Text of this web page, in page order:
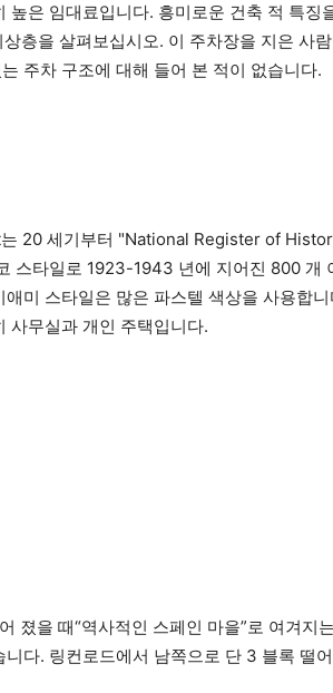
높은 임대료입니다. 흥미로운 건축 적 특징
층을 살펴보십시오. 이 주차장을 지은 사
주차 구조에 대해 들어 본 적이 없습니다.
20 세기부터 "National Register of
스타일로 1923-1943 년에 지어진 800 개
미 스타일은 많은 파스텔 색상을 사용합
사무실과 개인 주택입니다.
졌을 때“역사적인 스페인 마을”로 여겨지
다. 링컨로드에서 남쪽으로 단 3 블록 떨